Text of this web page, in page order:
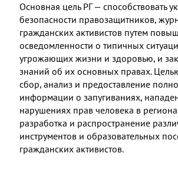
Основная цель РГ — способствовать
безопасности правозащитников,
гражданских активистов путем
осведомленности о типичных
угрожающих жизни и здоровью, и
знаний об их основных правах.
сбор, анализ и предоставление
информации о запугиваниях,
нарушениях прав человека в
разработка и распространение
инструментов и образовательных
гражданских активистов.